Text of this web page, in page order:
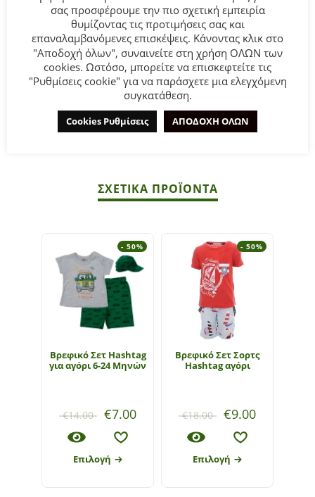
Βρεφικό σετ 3τμχ Hashtag για αγόρι από 6 έως 24 μηνών.
Πουκάμισο ριγέ σε γαλάζιο χρώμα, τζιν βερμούδα και
λευκή μπλούζα.
Σύνθεση:80% βαμβάκι 20% πολυεστέρας.
ΣΥΜΒΟΥΛΕΣ
Πλένεται στο πλυντήριο στους 30°C.
ΣΧΕΤΙΚΆ ΠΡΟΪΌΝΤΑ
- 50%
Bρεφικό Σετ Hashtag
για αγόρι 6-24 Μηνών
€14.00 €7.00
Επιλογή
- 50%
Bρεφικό Σετ Σορτς
Hashtag αγόρι
€18.00 €9.00
Επιλογή
σας προσφέρουμε την πιο σχετική εμπειρία
θυμίζοντας τις προτιμήσεις σας και
επαναλαμβανόμενες επισκέψεις. Κάνοντας κλικ στο
"Αποδοχή όλων", συναινείτε στη χρήση ΟΛΩΝ των
cookies. Ωστόσο, μπορείτε να επισκεφτείτε τις
"Ρυθμίσεις cookie" για να παράσχετε μια ελεγχόμενη
συγκατάθεση.
Cookies Ρυθμίσεις ΑΠΟΔΟΧΗ ΟΛΩΝ